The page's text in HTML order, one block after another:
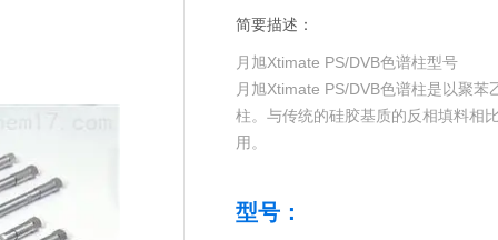
简要描述：
月旭Xtimate PS/DVB色谱柱型号
月旭Xtimate PS/DVB色谱柱是以聚
柱。与传统的硅胶基质的反相填料相
用。
型号：